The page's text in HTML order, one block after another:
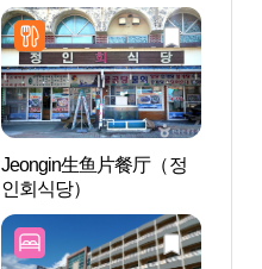
Jeongin生鱼片餐厅（정
인회식당）